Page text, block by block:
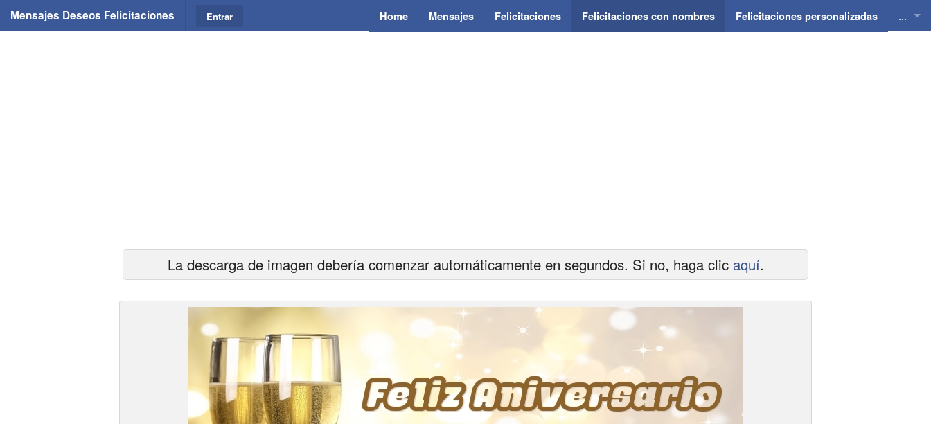
Mensajes Deseos Felicitaciones Home Mensajes Felicitaciones Felicitaciones con nombres Felicitaciones personalizadas ...
Entrar
La descarga de imagen debería comenzar automáticamente en segundos. Si no, haga clic aquí.